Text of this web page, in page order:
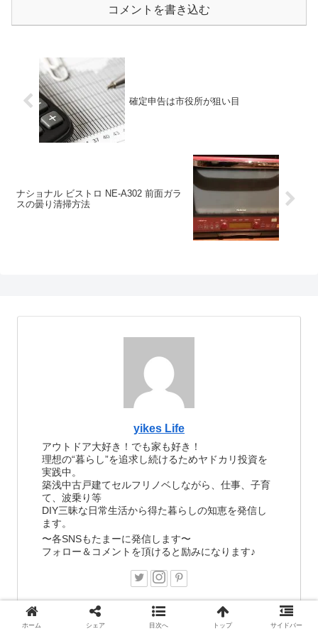
コメントを書き込む
確定申告は市役所が狙い目
ナショナル ビストロ NE-A302 前面ガラ
スの曇り清掃方法
yikes Life
アウトドア大好き！でも家も好き！
理想の“暮らし”を追求し続けるためヤドカリ投資を
実践中。
築浅中古戸建てセルフリノベしながら、仕事、子育
て、波乗り等
DIY三昧な日常生活から得た暮らしの知恵を発信し
ます。
〜各SNSもたまーに発信します〜
フォロー＆コメントを頂けると励みになります♪
ホーム シェア 目次へ トップ サイドバー